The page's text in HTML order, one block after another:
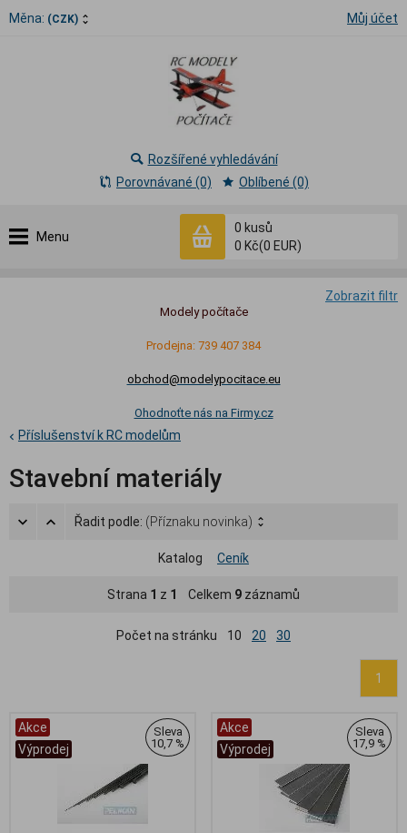
Měna: (CZK) Můj účet
Menu
0 kusů
0 Kč(0 EUR)
Rozšířené vyhledávání
Porovnávané (0)
Oblíbené (0)
Zobrazit filtr
Modely počítače
Prodejna: 739 407 384
obchod@modelypocitace.eu
Ohodnoťte nás na Firmy.cz
Příslušenství k RC modelům
Stavební materiály
Řadit podle: (Příznaku novinka)
Katalog Ceník
Strana 1 z 1 Celkem 9 záznamů
Počet na stránku 10 20 30
1
Akce
Výprodej
Sleva
10,7 %
Akce
Výprodej
Sleva
17,9 %